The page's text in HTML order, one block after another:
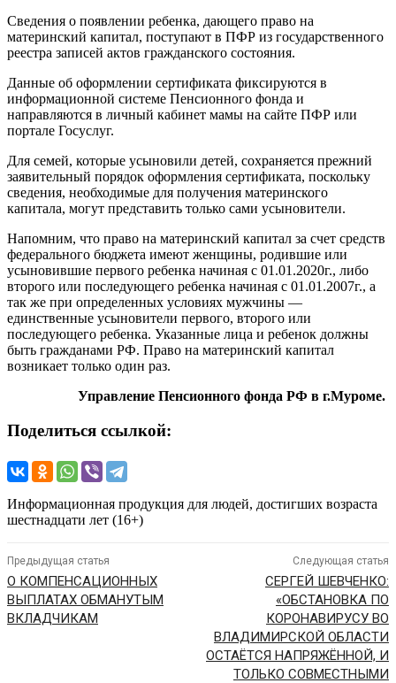
Сведения о появлении ребенка, дающего право на
материнский капитал, поступают в ПФР из государственного
реестра записей актов гражданского состояния.
Данные об оформлении сертификата фиксируются в
информационной системе Пенсионного фонда и
направляются в личный кабинет мамы на сайте ПФР или
портале Госуслуг.
Для семей, которые усыновили детей, сохраняется прежний
заявительный порядок оформления сертификата, поскольку
сведения, необходимые для получения материнского
капитала, могут представить только сами усыновители.
Напомним, что право на материнский капитал за счет средств
федерального бюджета имеют женщины, родившие или
усыновившие первого ребенка начиная с 01.01.2020г., либо
второго или последующего ребенка начиная с 01.01.2007г., а
так же при определенных условиях мужчины —
единственные усыновители первого, второго или
последующего ребенка. Указанные лица и ребенок должны
быть гражданами РФ. Право на материнский капитал
возникает только один раз.
Управление Пенсионного фонда РФ в г.Муроме.
Поделиться ссылкой:
Информационная продукция для людей, достигших возраста
шестнадцати лет (16+)
Предыдущая статья
О КОМПЕНСАЦИОННЫХ
ВЫПЛАТАХ ОБМАНУТЫМ
ВКЛАДЧИКАМ
Следующая статья
СЕРГЕЙ ШЕВЧЕНКО:
«ОБСТАНОВКА ПО
КОРОНАВИРУСУ ВО
ВЛАДИМИРСКОЙ ОБЛАСТИ
ОСТАЁТСЯ НАПРЯЖЁННОЙ, И
ТОЛЬКО СОВМЕСТНЫМИ